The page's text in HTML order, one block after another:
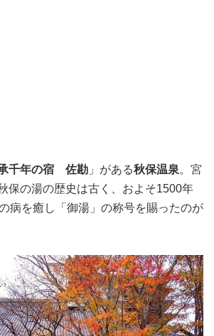
千年の宿 佐勘 」がある秋保温泉。宮
保の湯の歴史は古く、およそ1500年
病を癒し「御湯」の称号を賜ったのが